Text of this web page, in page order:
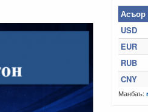
Асъор
USD
EUR
RUB
CNY
Манбаъ: